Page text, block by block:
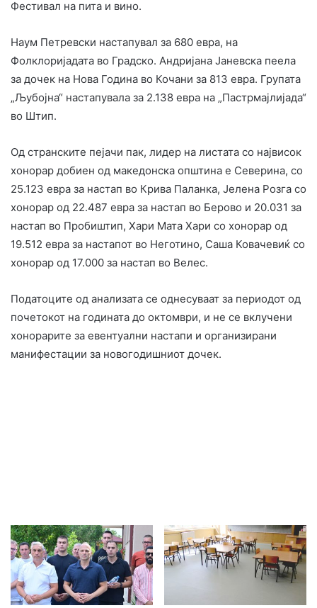
Фестивал на пита и вино.
Наум Петревски настапувал за 680 евра, на
Фолклоријадата во Градско. Андријана Јаневска пеела
за дочек на Нова Година во Кочани за 813 евра. Групата
„Љубојна“ настапувала за 2.138 евра на „Пастрмајлијада“
во Штип.
Од странските пејачи пак, лидер на листата со највисок
хонорар добиен од македонска општина е Северина, со
25.123 евра за настап во Крива Паланка, Јелена Розга со
хонорар од 22.487 евра за настап во Берово и 20.031 за
настап во Пробиштип, Хари Мата Хари со хонорар од
19.512 евра за настапот во Неготино, Саша Ковачевиќ со
хонорар од 17.000 за настап во Велес.
Податоците од анализата се однесуваат за периодот од
почетокот на годината до октомври, и не се вклучени
хонорарите за евентуални настапи и организирани
манифестации за новогодишниот дочек.